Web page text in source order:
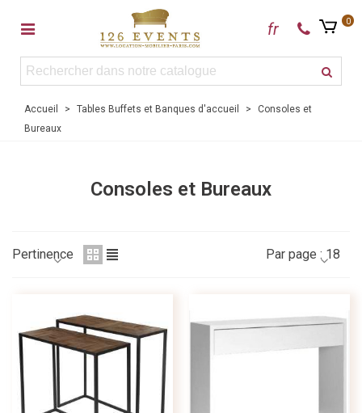
fr 0
Accueil > Tables Buffets et Banques d'accueil >
Consoles et
Bureaux
Consoles et Bureaux
Pertinence Par page : 18